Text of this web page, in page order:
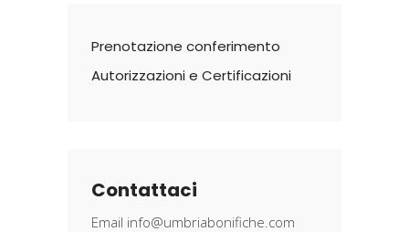
Prenotazione conferimento
Autorizzazioni e Certificazioni
Contattaci
Email info@umbriabonifiche.com